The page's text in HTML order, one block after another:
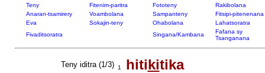
Teny Fitenim-paritra Fototeny
Rakibolana
Anaran-tsamirery
Voambolana Sampanteny
Fitsipi-pitenenana
Eva
Sokajin-teny Ohabolana
Lahatsoratra
Fivaditsoratra
Singana/Kambana
Fafana sy
Tsanganana
Teny iditra (1/3) 1 hitikitika